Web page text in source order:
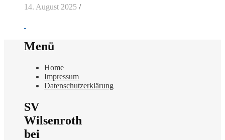
14. August 2025 /
Menü
Home
Impressum
Datenschutzerklärung
SV
Wilsenroth
bei